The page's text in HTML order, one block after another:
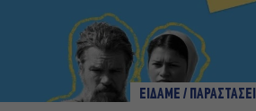
ΕΙΔΑΜΕ /